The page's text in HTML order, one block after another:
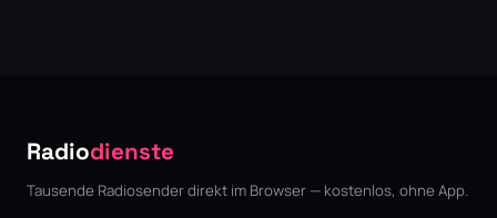
Radiodienste
Tausende Radiosender direkt im Browser — kostenlos, ohne App.